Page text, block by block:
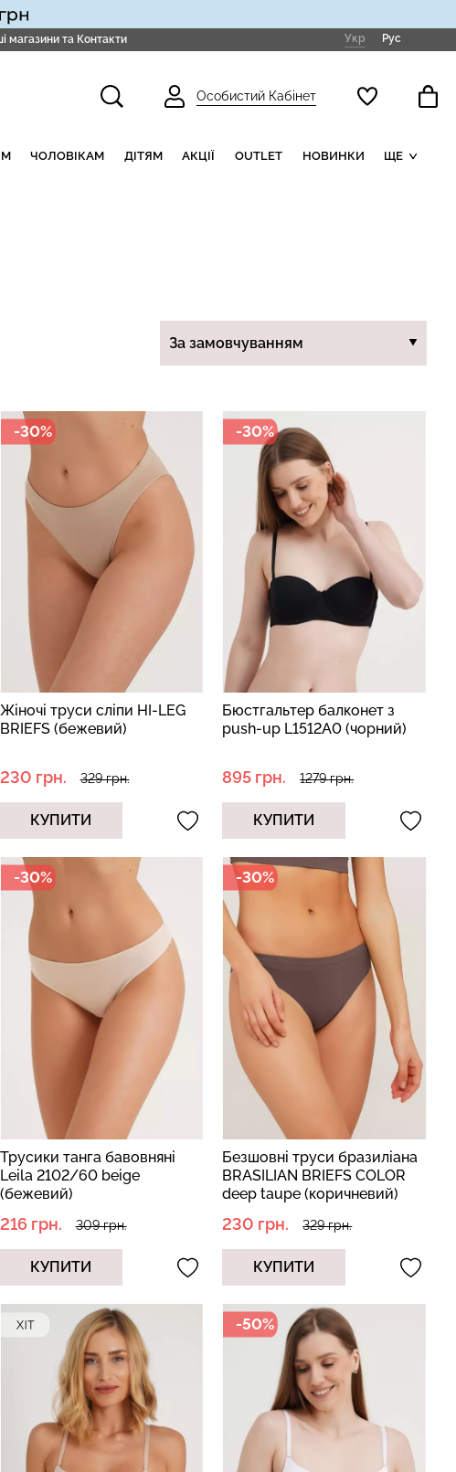
магазини та Контакти Укр Рус
Особистий Кабінет
ЧОЛОВІКАМ ДІТЯМ АКЦІЇ OUTLET НОВИНКИ ЩЕ
-30%
Жіночі труси сліпи HI-LEG
BRIEFS (бежевий)
230 грн. 329 грн.
КУПИТИ
-30%
Бюстгальтер балконет з
push-up L1512A0 (чорний)
895 грн. 1279 грн.
КУПИТИ
-30%
Трусики танга бавовняні
Leila 2102/60 beige
(бежевий)
216 грн. 309 грн.
КУПИТИ
-30%
Безшовні труси бразиліана
BRASILIAN BRIEFS COLOR
deep taupe (коричневий)
230 грн. 329 грн.
КУПИТИ
-50%
бразиліана з
BRASILIAN
black (чорний)
Безшовні стрінги STRING
BRIEFS (чорний) Giulia
179 грн. 299 грн.
топ з легкою
BRA SHAPEWEAR
Giulia
699 грн.
Велосипедки з пуш-ап
ефектом безшовні TRACKS
SHAPE black (чорний) Giulia
519 грн.
649 грн.